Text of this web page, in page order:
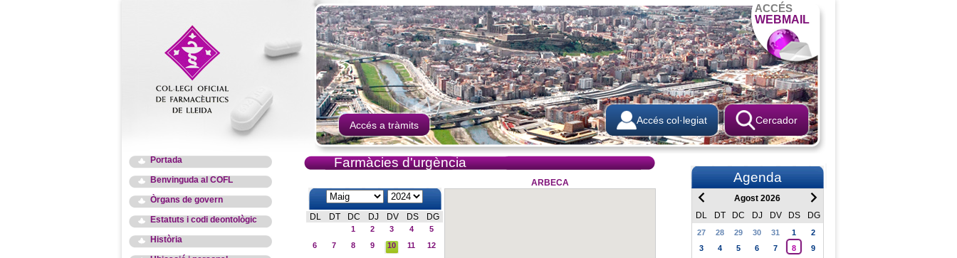
ACCÉS
WEBMAIL
Accés a tràmits Cercador
Accés col·legiat
Portada
Benvinguda al COFL
Òrgans de govern
Estatuts i codi deontològic
Història
Farmàcies d'urgència
DL DT DC DJ DV DS DG
1 2 3 4
5
6
7 8 9 10 11
12
ARBECA Agenda
Agost 2026
DL
DT DC DJ DV DS DG
27 28 29 30 31 1
2
3
4 5 6 7 8
9